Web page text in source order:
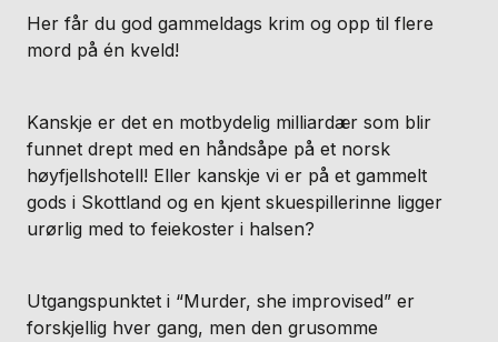
Her får du god gammeldags krim og opp til flere
mord på én kveld!
Kanskje er det en motbydelig milliardær som blir
funnet drept med en håndsåpe på et norsk
høyfjellshotell! Eller kanskje vi er på et gammelt
gods i Skottland og en kjent skuespillerinne ligger
urørlig med to feiekoster i halsen?
Utgangspunktet i “Murder, she improvised” er
forskjellig hver gang, men den grusomme